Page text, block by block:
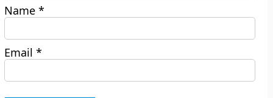
Name*
Email*